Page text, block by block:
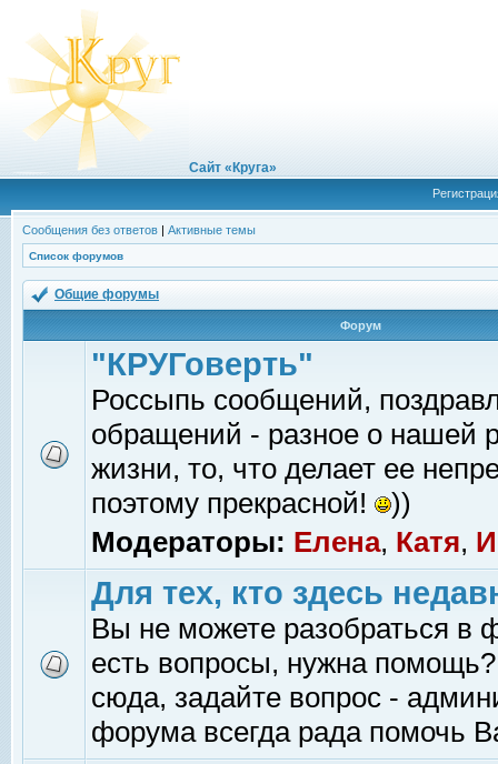
Сайт «Круга»
Сообщения без ответов | Активные темы
Список форумов
Общие форумы
Форум
"КРУГоверть"
Россыпь сообщений,
обращений - разное о нашей
жизни, то, что делает ее
поэтому прекрасной!
))
Модераторы: Елена, Катя,
Для тех, кто здесь
Вы не можете разобраться в
есть вопросы, нужна помощь?
сюда, задайте вопрос -
форума всегда рада помочь